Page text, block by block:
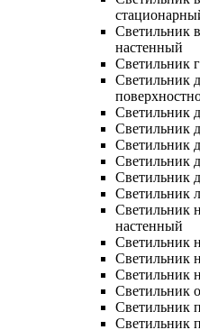
Светильник
настенный
Светильник
Светильник
Светильник
Светильник
Светильник
Светильник
Светильник
Светильник
Светильник
настенный
Светильник
Светильник
Светильник
Светильник
Светильник
Светильник